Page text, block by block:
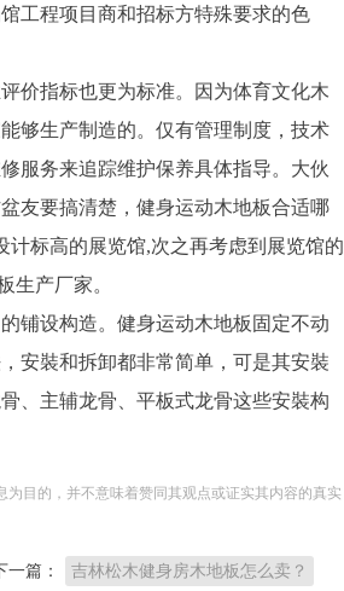
工程项目商和招标方特殊要求的色
价指标也更为标准。因为体育文化木
够生产制造的。仅有管理制度，技术
服务来追踪维护保养具体指导。大伙
友要搞清楚，健身运动木地板合适哪
标高的展览馆,次之再考虑到展览馆的
生产厂家。
铺设构造。健身运动木地板固定不动
安裝和拆卸都非常简单，可是其安裝
、主辅龙骨、平板式龙骨这些安裝构
目的，并不意味着赞同其观点或证实其内容的真实
一篇： 吉林松木健身房木地板怎么卖？